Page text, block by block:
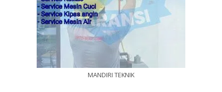
MANDIRI TEKNIK